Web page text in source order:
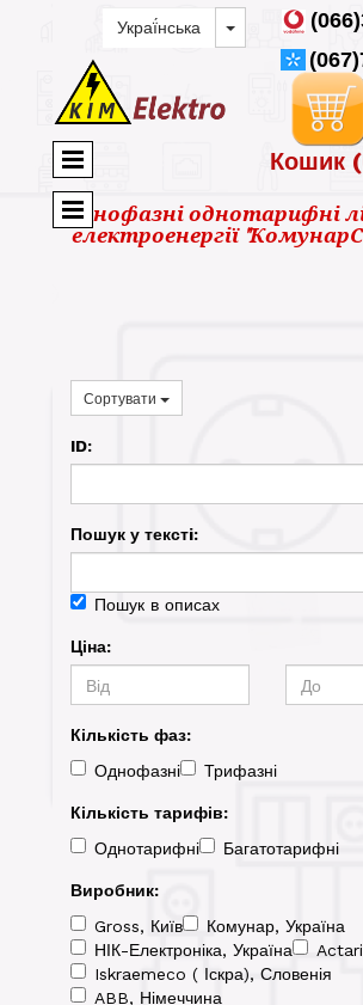
Кошик
Однофазні однотарифні
електроенергії
Сортувати
ID:
Пошук у текстi:
Пошук в описах
Ціна:
Кількість фаз:
Однофазні
Трифазні
Кількість тарифів:
Однотарифні
Багатотарифні
Виробник:
Gross, Київ
Комунар, Україна
НІК-Електроніка, Україна
Iskraemeco ( Іскра), Словенія
ABB, Німеччина